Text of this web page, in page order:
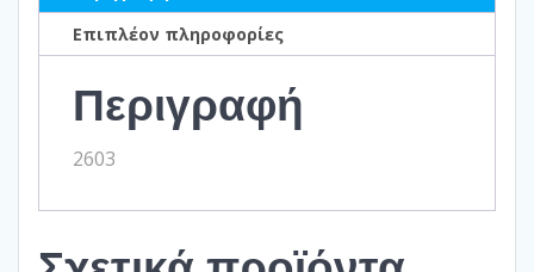
Επιπλέον πληροφορίες
Περιγραφή
2603